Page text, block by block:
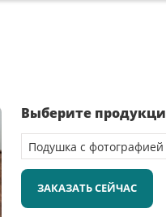
Выберите
ЗАКАЗАТЬ СЕЙЧАС